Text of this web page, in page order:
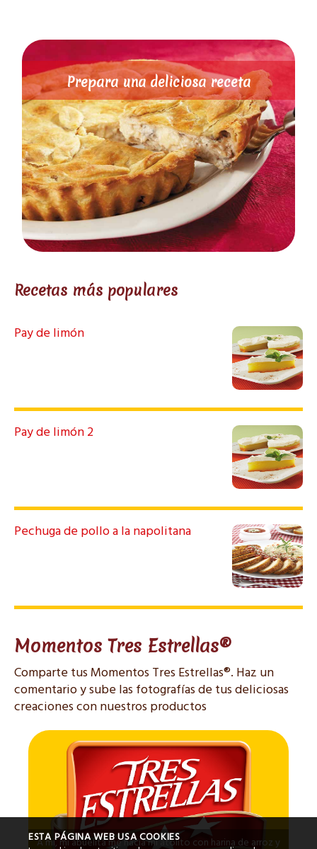
Prepara una deliciosa receta
Recetas más populares
Pay de limón
Pay de limón 2
Pechuga de pollo a la napolitana
Momentos Tres Estrellas®
Comparte tus Momentos Tres Estrellas®. Haz un
comentario y sube las fotografías de tus deliciosas
creaciones con nuestros productos
A mi, mi abuelita me hacía mi atolito con harina de arroz y
ESTA PÁGINA WEB USA COOKIES